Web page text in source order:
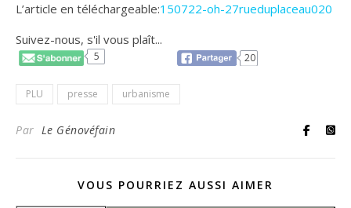
L’article en téléchargeable:150722-oh-27rueduplaceau020
Suivez-nous, s'il vous plaît...
5 20
PLU presse urbanisme
Par Le Génovéfain
VOUS POURRIEZ AUSSI AIMER